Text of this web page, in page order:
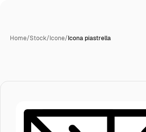
Home/Stock/Icone/Icona piastrella